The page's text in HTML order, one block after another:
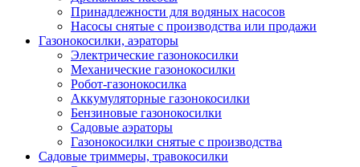
Принадлежности для водяных насосов
Насосы снятые с производства или продажи
Газонокосилки, аэраторы
Электрические газонокосилки
Механические газонокосилки
Робот-газонокосилка
Аккумуляторные газонокосилки
Бензиновые газонокосилки
Садовые аэраторы
Газонокосилки снятые с производства
Садовые триммеры, травокосилки